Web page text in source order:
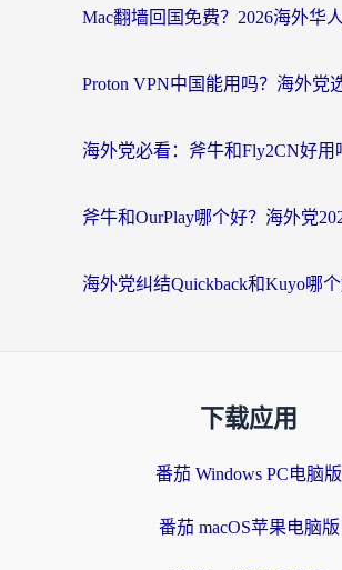
下载应用
番茄 Windows PC电脑版
番茄 macOS苹果电脑版